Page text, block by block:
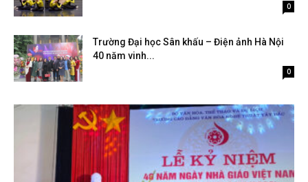
0
Trường Đại học Sân khấu – Điện ảnh Hà Nội
40 năm vinh...
0